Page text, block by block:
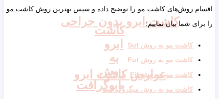
کاشت ابرو بدون جراحی
عوارض کاشت ابرو
کاشت
ابرو
به
روش
بایوگرافت
اقسام روش‌های کاشت مو را توضیح داده و سپس بهترین روش کاشت مو
را برای شما بیان نماییم؛
کاشت مو به روش Sut
کاشت مو به روش Fut
کاشت مو به روش Fit
کاشت مو به روش میگروگرافت